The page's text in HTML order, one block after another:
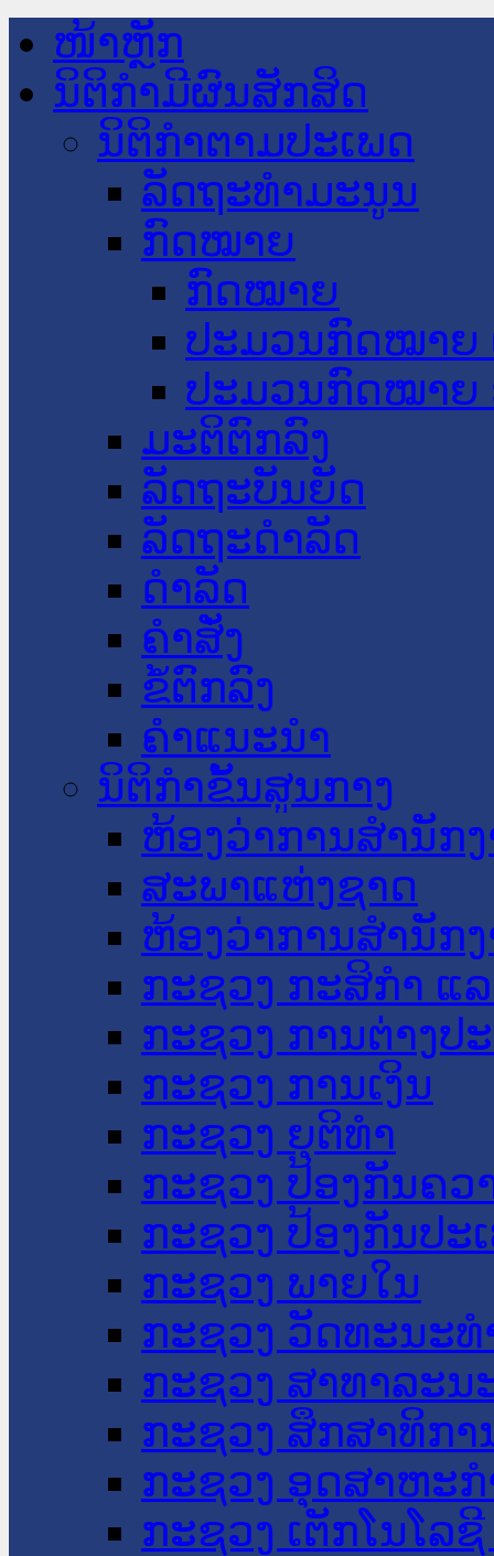
ໜ້າຫຼັກ
ນິຕິກໍາມີຜົນສັກສິດ
ນິຕິກໍາຕາມປະເພດ
ລັດຖະທໍາມະນູນ
ກົດໝາຍ
ກົດໝາຍ
ປະມວນກົດໝາຍ
ປະມວນກົດໝາຍ
ມະຕິຕົກລົງ
ລັດຖະບັນຍັດ
ລັດຖະດໍາລັດ
ດໍາລັດ
ຄໍາສັ່ງ
ຂໍ້ຕົກລົງ
ຄໍາແນະນໍາ
ນິຕິກໍາຂັ້ນສູນກາງ
ຫ້ອງວ່າການສໍານັກ
ສະພາແຫ່ງຊາດ
ຫ້ອງວ່າການສຳນັກ
ກະຊວງ ກະສິກຳ ແ
ກະຊວງ ການຕ່າງປ
ກະຊວງ ການເງິນ
ກະຊວງ ຍຸຕິທໍາ
ກະຊວງ ປ້ອງກັນຄວ
ກະຊວງ ປ້ອງກັນປະ
ກະຊວງ ພາຍໃນ
ກະຊວງ ວັດທະນະ
ກະຊວງ ສາທາລະນ
ກະຊວງ ສຶກສາທິກາ
ກະຊວງ ອຸດສາຫະ
ກະຊວງ ເຕັກໂນໂລ